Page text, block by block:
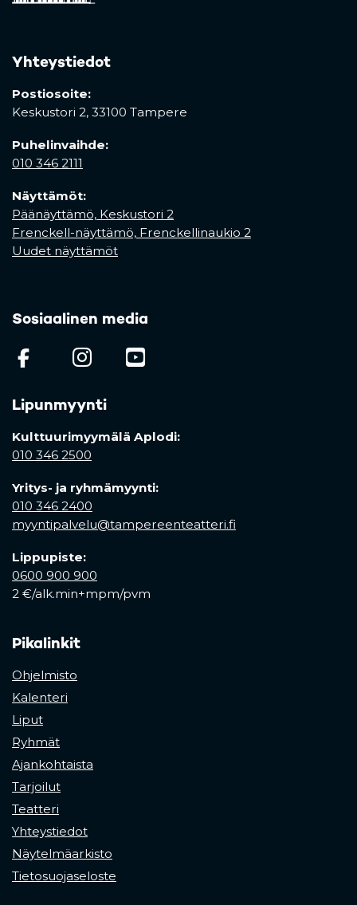
Yhteystiedot
Postiosoite:
Keskustori 2, 33100 Tampere
Puhelinvaihde:
010 346 2111
Näyttämöt:
Päänäyttämö, Keskustori 2
Frenckell-näyttämö, Frenckellinaukio 2
Uudet näyttämöt
Sosiaalinen media
(opens in a new tab)
(opens in a new tab)
Lipunmyynti
Kulttuurimyymälä Aplodi:
010 346 2500
Yritys- ja ryhmämyynti:
010 346 2400
myyntipalvelu@tampereenteatteri.fi
Lippupiste:
0600 900 900
2 €/alk.min+mpm/pvm
Pikalinkit
Ohjelmisto
Kalenteri
Liput
Ryhmät
Ajankohtaista
Tarjoilut
Teatteri
Yhteystiedot
Näytelmäarkisto
Tietosuojaseloste